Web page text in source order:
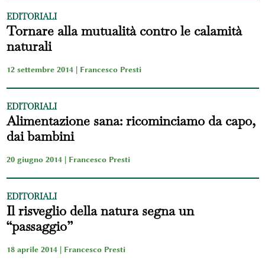
EDITORIALI
Tornare alla mutualità contro le calamità
naturali
12 settembre 2014 | Francesco Presti
EDITORIALI
Alimentazione sana: ricominciamo da capo,
dai bambini
20 giugno 2014 | Francesco Presti
EDITORIALI
Il risveglio della natura segna un
“passaggio”
18 aprile 2014 | Francesco Presti